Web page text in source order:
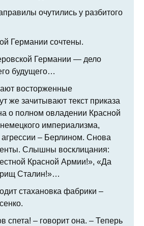
очутились у разбитого
Германии сочтены.
Германии — дело
будущего…
восторженные
же зачитывают текст приказа
о полном овладении Красной
империализма,
– Берлином. Снова
Слышны восклицания:
Красной Армии!», «Да
Сталин!»…
стахановка фабрики –
спета! – говорит она. – Теперь